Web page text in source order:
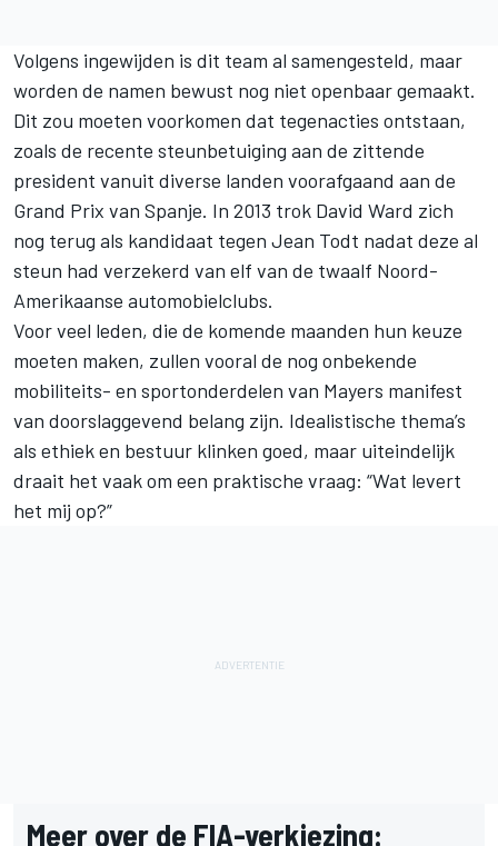
Volgens ingewijden is dit team al samengesteld, maar
worden de namen bewust nog niet openbaar gemaakt.
Dit zou moeten voorkomen dat tegenacties ontstaan,
zoals de recente steunbetuiging aan de zittende
president vanuit diverse landen voorafgaand aan de
Grand Prix van Spanje. In 2013 trok David Ward zich
nog terug als kandidaat tegen Jean Todt nadat deze al
steun had verzekerd van elf van de twaalf Noord-
Amerikaanse automobielclubs.
Voor veel leden, die de komende maanden hun keuze
moeten maken, zullen vooral de nog onbekende
mobiliteits- en sportonderdelen van Mayers manifest
van doorslaggevend belang zijn. Idealistische thema’s
als ethiek en bestuur klinken goed, maar uiteindelijk
draait het vaak om een praktische vraag: “Wat levert
het mij op?”
Meer over de FIA-verkiezing: